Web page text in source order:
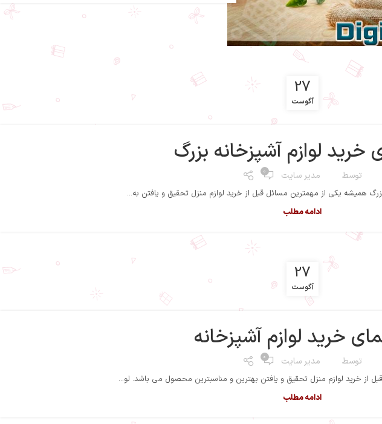
27
آگوست
خرید لوازم آشپزخانه بزرگ
توسط مدیر سایت 0
بزرگ همیشه یکی از مهمترین مسائل قبل از خرید لوازم منزل تحقیق و یافتن به...
ادامه مطلب
27
آگوست
خرید لوازم آشپزخانه
توسط مدیر سایت 0
از خرید لوازم منزل تحقیق و یافتن بهترین و مناسبترین محصول می باشد. لو...
ادامه مطلب